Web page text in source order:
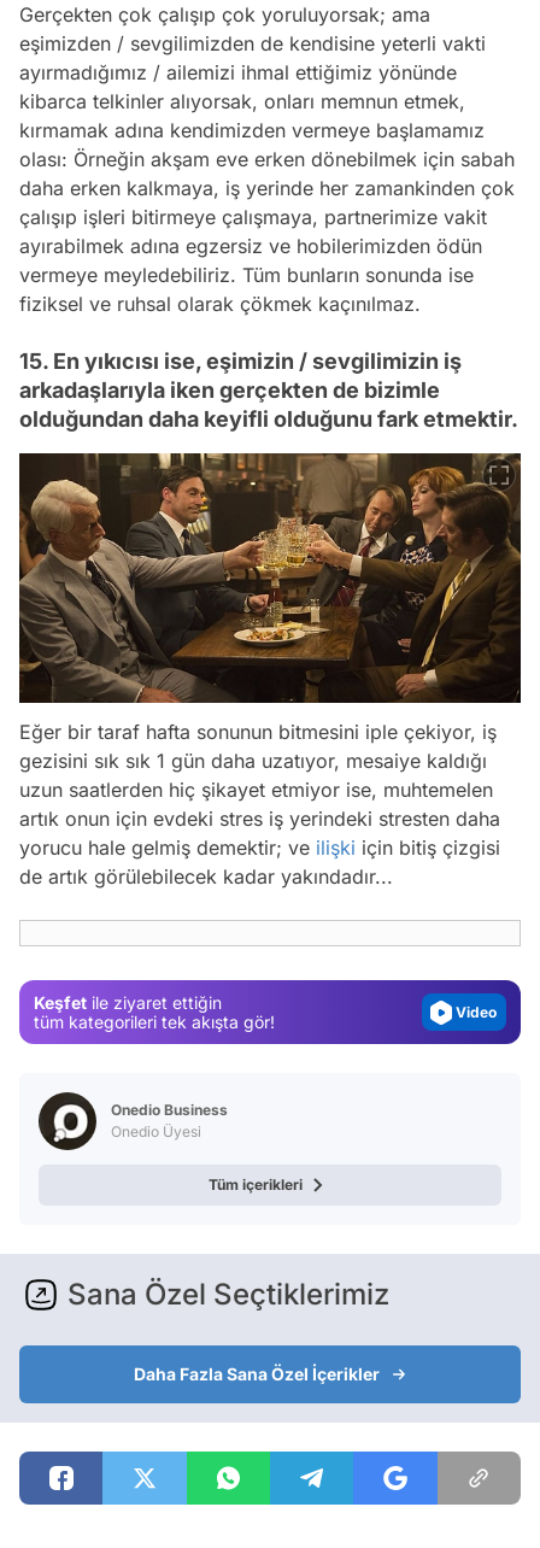
Gerçekten çok çalışıp çok yoruluyorsak; ama
eşimizden / sevgilimizden de kendisine yeterli vakti
ayırmadığımız / ailemizi ihmal ettiğimiz yönünde
kibarca telkinler alıyorsak, onları memnun etmek,
kırmamak adına kendimizden vermeye başlamamız
olası: Örneğin akşam eve erken dönebilmek için sabah
daha erken kalkmaya, iş yerinde her zamankinden çok
çalışıp işleri bitirmeye çalışmaya, partnerimize vakit
ayırabilmek adına egzersiz ve hobilerimizden ödün
vermeye meyledebiliriz. Tüm bunların sonunda ise
fiziksel ve ruhsal olarak çökmek kaçınılmaz.
15. En yıkıcısı ise, eşimizin / sevgilimizin iş
arkadaşlarıyla iken gerçekten de bizimle
olduğundan daha keyifli olduğunu fark etmektir.
Eğer bir taraf hafta sonunun bitmesini iple çekiyor, iş
gezisini sık sık 1 gün daha uzatıyor, mesaiye kaldığı
uzun saatlerden hiç şikayet etmiyor ise, muhtemelen
artık onun için evdeki stres iş yerindeki stresten daha
yorucu hale gelmiş demektir; ve ilişki için bitiş çizgisi
de artık görülebilecek kadar yakındadır...
Keşfet ile ziyaret ettiğin
tüm kategorileri tek akışta gör!
Video
Video
Onedio Business
Onedio Üyesi
Tüm içerikleri
Sana Özel Seçtiklerimiz
Daha Fazla Sana Özel İçerikler